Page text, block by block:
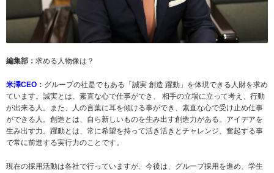
編集部： 求める人物像は？
米澤CEO ： グループの社是でもある「誠実 創造 躍動」を体現できる人財を求め
ています。誠実とは、素直な心で仕事ができ、 相手の立場に立って考え、行動
が出来る人。また、人の言葉に耳を傾ける事ができ、素直な心で受け止め仕事
ができる人。創造とは、自ら新しいものを生み出す創造力がある。アイデアを
生み出す力。躍動とは、常に希望を持って活き活きとチャレンジ、奮起する事
で常に前進する実行力のことです。
現在の採用活動は各社で行っていますが、今後は、グループ採用を進め、学生